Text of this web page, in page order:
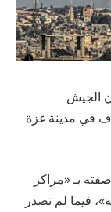
الجيش
هجوم على أهداف في مدينة غزة
بـ «مراكز
فيما لم تصدر